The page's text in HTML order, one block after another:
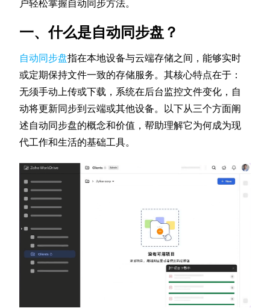
户轻松掌握自动同步方法。
一、什么是自动同步盘？
自动同步盘指在本地设备与云端存储之间，能够实时
或定期保持文件一致的存储服务。其核心特点在于：
无须手动上传或下载，系统在后台监控文件变化，自
动将更新同步到云端或其他设备。以下从三个方面阐
述自动同步盘的概念和价值，帮助理解它为何成为现
代工作和生活的基础工具。